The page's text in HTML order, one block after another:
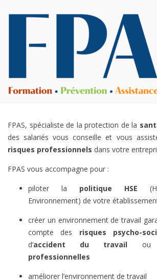
FPAS, spécialiste de la protection de la
des salariés vous conseille et vous
risques professionnels dans votre
FPAS vous accompagne pour :
piloter la politique HSE
Environnement) de votre
créer un environnement de travail
compte des risques psycho-
d’accident du travail ou
professionnelles
améliorer l’environnement de travail